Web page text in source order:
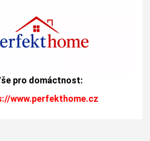
pro domáctnost:
www.perfekthome.cz